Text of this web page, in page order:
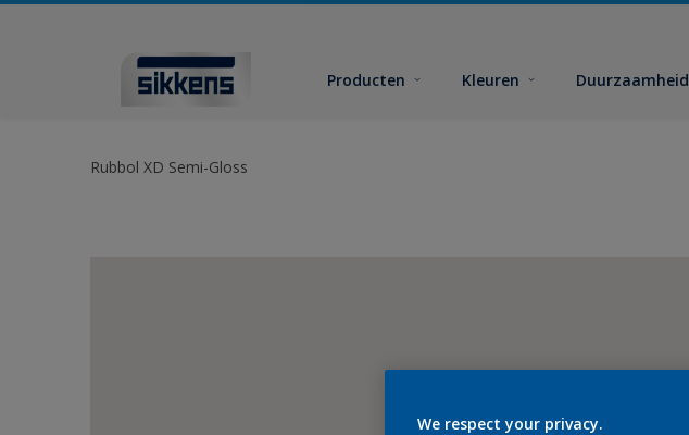
Producten Kleuren Duurzaamheid
Rubbol XD Semi-Gloss
We respect your privacy.